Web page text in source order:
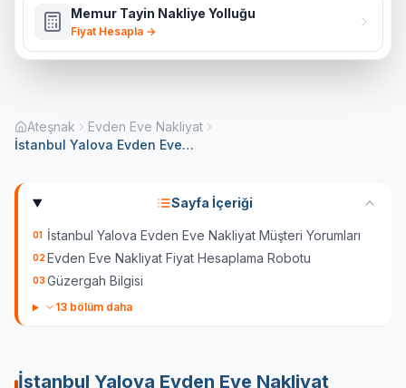
Memur Tayin Nakliye Yolluğu
Fiyat Hesapla →
Ateşnak
Evden Eve Nakliyat
İstanbul Yalova Evden Eve Nakliyat
Sayfa İçeriği
01 İstanbul Yalova Evden Eve Nakliyat Müşteri Yorumları
02Evden Eve Nakliyat Fiyat Hesaplama Robotu
03Güzergah Bilgisi
13bölüm daha
İstanbul Yalova Evden Eve Nakliyat